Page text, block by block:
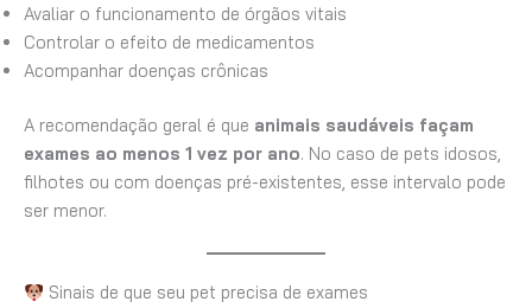
Avaliar o funcionamento de órgãos vitais
Controlar o efeito de medicamentos
Acompanhar doenças crônicas
A recomendação geral é que animais saudáveis façam
exames ao menos 1 vez por ano. No caso de pets idosos,
filhotes ou com doenças pré-existentes, esse intervalo pode
ser menor.
Sinais de que seu pet precisa de exames